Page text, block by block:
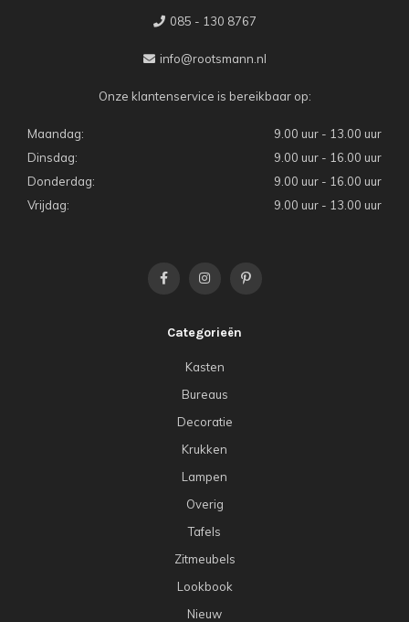
085 - 130 8767
info@rootsmann.nl
Onze klantenservice is bereikbaar op:
Maandag:
9.00 uur - 13.00 uur
Dinsdag:
9.00 uur - 16.00 uur
Donderdag:
9.00 uur - 16.00 uur
Vrijdag:
9.00 uur - 13.00 uur
Categorieën
Kasten
Bureaus
Decoratie
Krukken
Lampen
Overig
Tafels
Zitmeubels
Lookbook
Nieuw